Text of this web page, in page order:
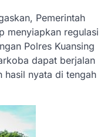
Pemerintah
menyiapkan regulasi
Polres Kuansing
dapat berjalan
hasil nyata di tengah